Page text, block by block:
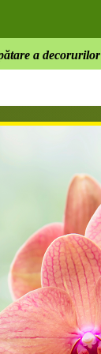
ătare adecorurilor